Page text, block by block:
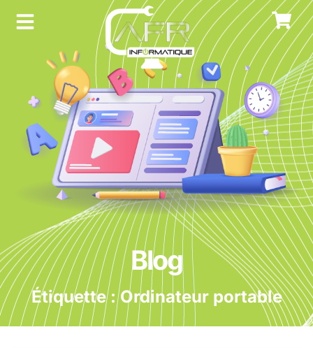
Blog
Étiquette : Ordinateur portable